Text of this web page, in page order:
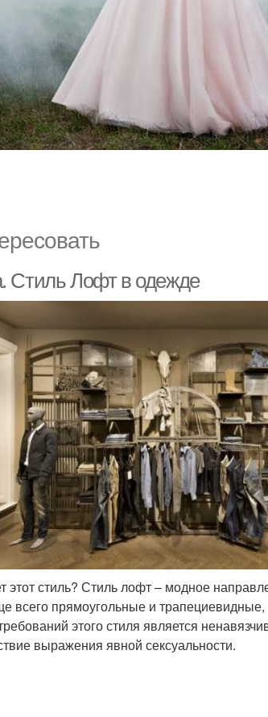
Стиль Лофт в одежде
этот стиль? Стиль лофт – модное
всего прямоугольные и
этого стиля является
выражения явной сексуальности.